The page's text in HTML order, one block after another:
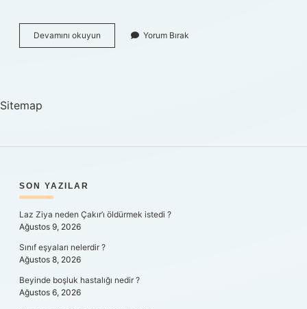
Devamını okuyun
Alma
Yorum Bırak
Sitemap
SIDEBAR
SON YAZILAR
Laz Ziya neden Çakır’ı öldürmek istedi ?
Ağustos 9, 2026
Sınıf eşyaları nelerdir ?
Ağustos 8, 2026
Beyinde boşluk hastalığı nedir ?
Ağustos 6, 2026